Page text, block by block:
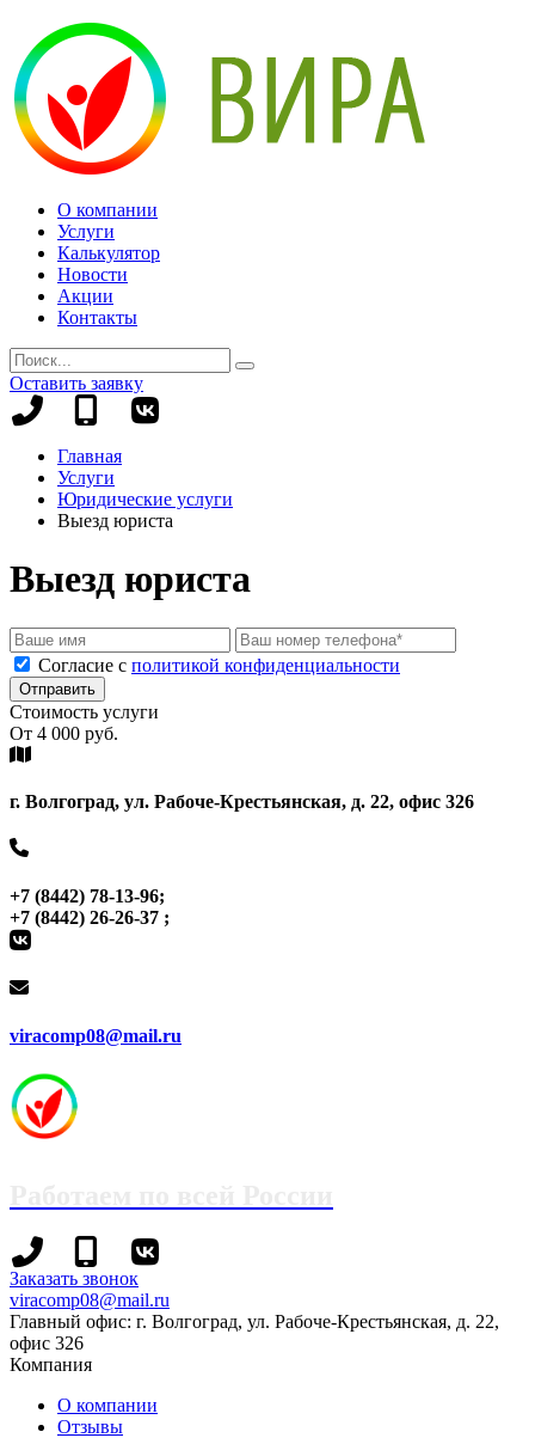
О компании
Услуги
Калькулятор
Новости
Акции
Контакты
Оставить заявку
+7
+7
695-
70-
99
Главная
Услуги
Юридические услуги
Выезд юриста
Выезд юриста
Cогласие с политикой конфиденциальности
Отправить
Стоимость услуги
От 4 000 руб.
г. Волгоград, ул. Рабоче-Крестьянская, д. 22, офис 326
+7 (8442) 78-13-96;
+7 (8442) 26-26-37 ;
viracomp08@mail.ru
+7
(8442)
78-
13-
96
+7
(995)
695-
70-
99
Заказать звонок
viracomp08@mail.ru
Главный офис: г. Волгоград, ул. Рабоче-Крестьянская, д. 22,
офис 326
Компания
О компании
Отзывы